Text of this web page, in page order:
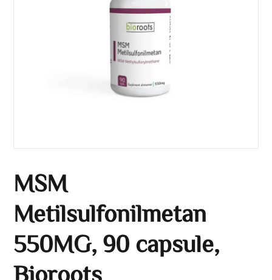
MSM
Metilsulfonilmetan
550MG, 90 capsule,
Bioroots